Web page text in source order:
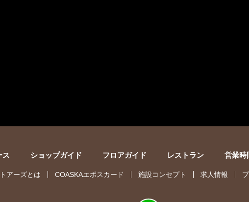
ス ショップガイド フロアガイド レストラン 営業時
アーズとは COASKAエポスカード 施設コンセプト 求人情報